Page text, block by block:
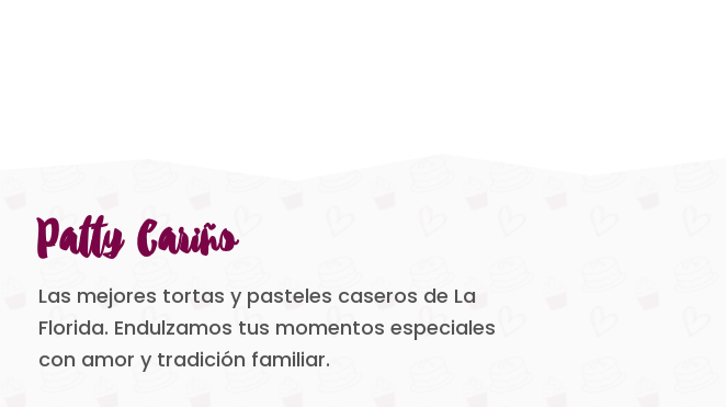
Patty Cariño
Las mejores tortas y pasteles caseros de La
Florida. Endulzamos tus momentos especiales
con amor y tradición familiar.